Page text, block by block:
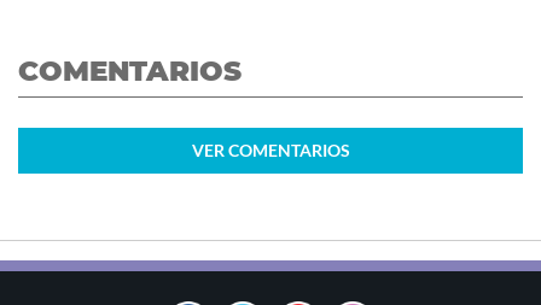
COMENTARIOS
VER COMENTARIOS